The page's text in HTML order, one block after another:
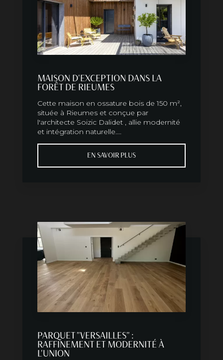
MAISON D'EXCEPTION DANS LA
FORÊT DE RIEUMES
Cette maison en ossature bois de 150 m²,
située à Rieumes et conçue par
l'architecte Soizic Dalidet , allie modernité
et intégration naturelle....
EN SAVOIR PLUS
PARQUET "VERSAILLES" :
RAFFINEMENT ET MODERNITÉ À
L'UNION